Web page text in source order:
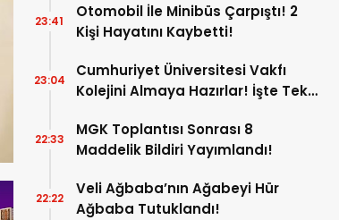
Otomobil İle Minibüs Çarpıştı! 2
Kişi Hayatını Kaybetti!
23:41
Cumhuriyet Üniversitesi Vakfı
Kolejini Almaya Hazırlar! İşte Tek
23:04
MGK Toplantısı Sonrası 8
Maddelik Bildiri Yayımlandı!
22:33
Veli Ağbaba’nın Ağabeyi Hür
Ağbaba Tutuklandı!
22:22